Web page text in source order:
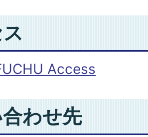
Access
わせ先